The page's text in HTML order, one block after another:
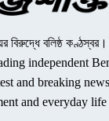
বিরুদ্ধে বলিষ্ঠ কণ্ঠস্বর।
independent
and breaking
and everyday life